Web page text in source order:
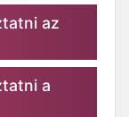
az
a